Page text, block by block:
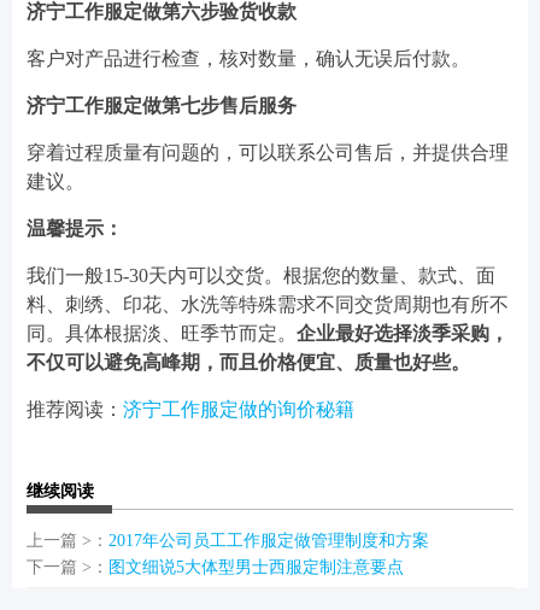
济宁工作服定做第六步验货收款
客户对产品进行检查，核对数量，确认无误后付款。
济宁工作服定做第七步售后服务
穿着过程质量有问题的，可以联系公司售后，并提供合理
建议。
温馨提示：
我们一般15-30天内可以交货。根据您的数量、款式、面
料、刺绣、印花、水洗等特殊需求不同交货周期也有所不
同。具体根据淡、旺季节而定。 企业最好选择淡季采购，
不仅可以避免高峰期，而且价格便宜、质量也好些。
推荐阅读： 济宁工作服定做的询价秘籍
继续阅读
上一篇 >： 2017年公司员工工作服定做管理制度和方案
下一篇 >： 图文细说5大体型男士西服定制注意要点